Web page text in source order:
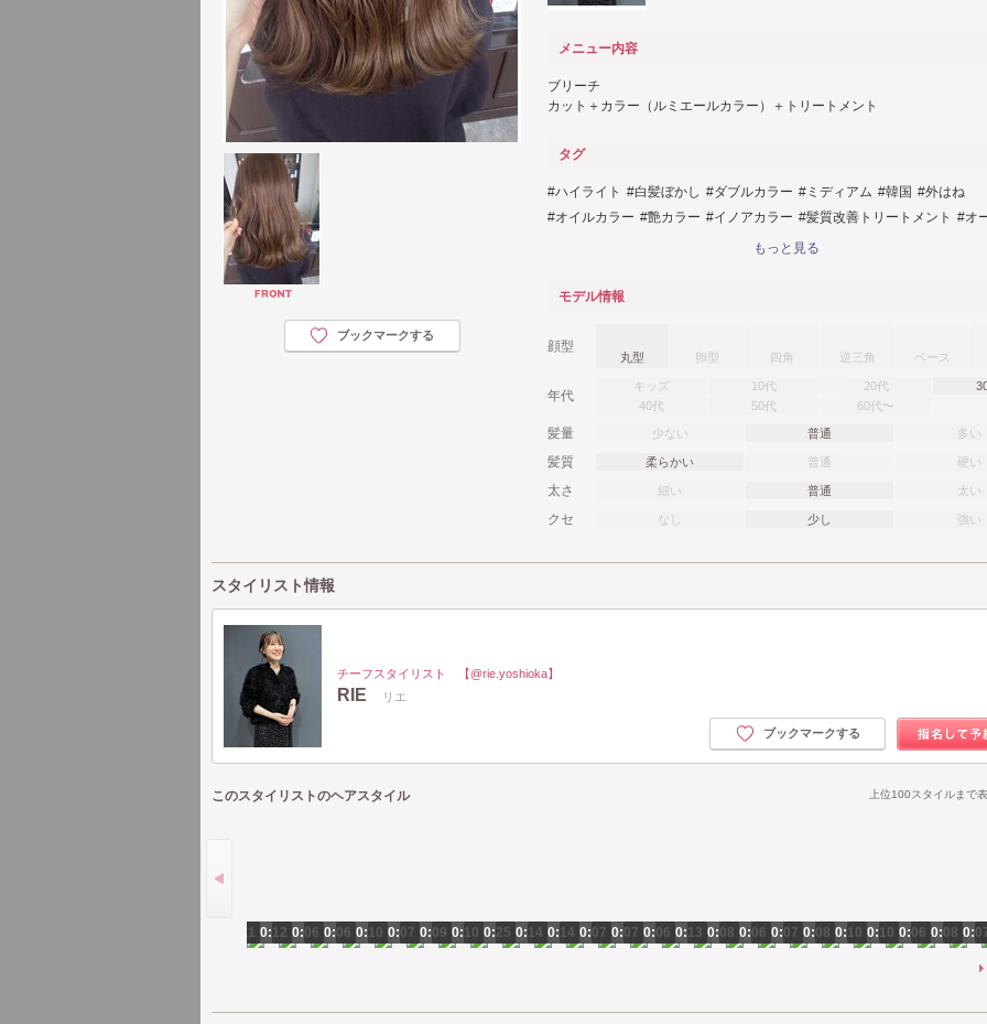
ブックマークする
メニュー内容
ブリーチ
カット＋カラー（ルミエールカラー）＋トリートメント
タグ
ハイライト 白髪ぼかし ダブルカラー ミディアム 韓国
外はね
オイルカラー
艶カラー イノアカラー 髪質改善トリートメント
オ
旭川豊岡
モデル情報
顔型
丸型 卵型 四角 逆三角 ベース
年代
キッズ 10代 20代
40代
50代 60代〜
髪量 少ない 普通 多い
髪質 柔らかい 普通 硬い
太さ 細い 普通 太い
クセ なし 少し 強い
スタイリスト情報
チーフスタイリスト 【@rie.yoshioka】
RIE リエ
ブックマークする
このスタイリストのヘアスタイル 上位100スタイルまで
0:11 0:12 0:06 0:06 0:10 0:07 0:09 0:10 0:25 0:14 0:14 0:07 0:07 0:06 0:13 0:08 0:06 0:07 0:08 0:10 0:10 0:06 0:08